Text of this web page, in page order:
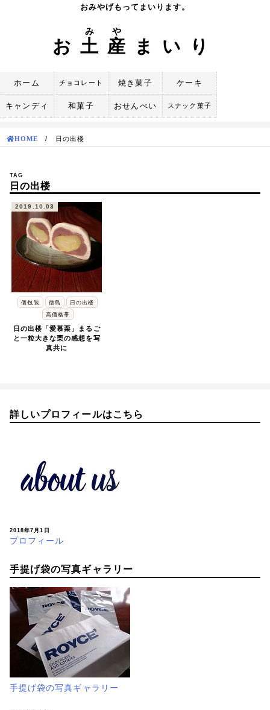
おみやげもってまいります。
お 土
み
産
や
まいり
ホーム チョコレート 焼き菓子 ケーキ
キャンディ 和菓子 おせんべい スナック菓子
HOME / 日の出楼
TAG
日の出楼
2019.10.03
個包装 徳島
日の出楼
高価格帯
日の出楼「愛慕栗」まるご
と一粒大きな栗の感想を写
真共に
詳しいプロフィールはこちら
2018年7月1日
プロフィール
手提げ袋の写真ギャラリー
手提げ袋の写真ギャラリー